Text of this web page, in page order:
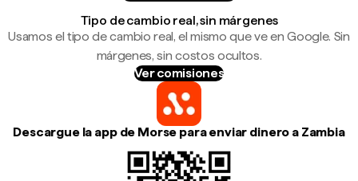
Tipo de cambio real, sin márgenes
Usamos el tipo de cambio real, el mismo que ve en Google. Sin
márgenes, sin costos ocultos.
Ver comisiones
Descargue la app de Morse para enviar dinero a Zambia